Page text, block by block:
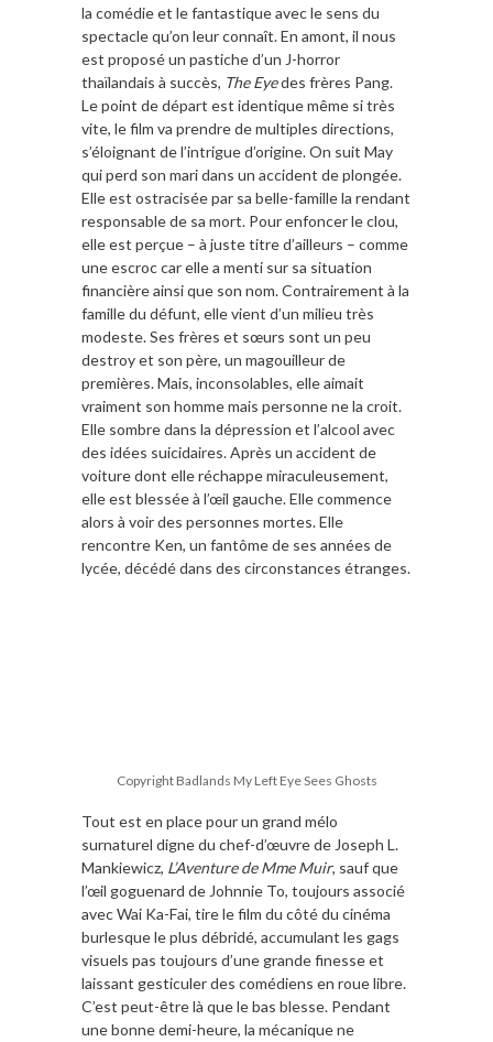
la comédie et le fantastique avec le sens du
spectacle qu’on leur connaît. En amont, il nous
est proposé un pastiche d’un J-horror
thaïlandais à succès, The Eyedes frères Pang.
Le point de départ est identique même si très
vite, le film va prendre de multiples directions,
s’éloignant de l’intrigue d’origine. On suit May
qui perd son mari dans un accident de plongée.
Elle est ostracisée par sa belle-famille la rendant
responsable de sa mort. Pour enfoncer le clou,
elle est perçue – à juste titre d’ailleurs – comme
une escroc car elle a menti sur sa situation
financière ainsi que son nom. Contrairement à la
famille du défunt, elle vient d’un milieu très
modeste. Ses frères et sœurs sont un peu
destroy et son père, un magouilleur de
premières. Mais, inconsolables, elle aimait
vraiment son homme mais personne ne la croit.
Elle sombre dans la dépression et l’alcool avec
des idées suicidaires. Après un accident de
voiture dont elle réchappe miraculeusement,
elle est blessée à l’œil gauche. Elle commence
alors à voir des personnes mortes. Elle
rencontre Ken, un fantôme de ses années de
lycée, décédé dans des circonstances étranges.
Copyright Badlands My Left Eye Sees Ghosts
Tout est en place pour un grand mélo
surnaturel digne du chef-d’œuvre de Joseph L.
Mankiewicz, L’Aventure de Mme Muir, sauf que
l’œil goguenard de Johnnie To, toujours associé
avec Wai Ka-Fai, tire le film du côté du cinéma
burlesque le plus débridé, accumulant les gags
visuels pas toujours d’une grande finesse et
laissant gesticuler des comédiens en roue libre.
C’est peut-être là que le bas blesse. Pendant
une bonne demi-heure, la mécanique ne